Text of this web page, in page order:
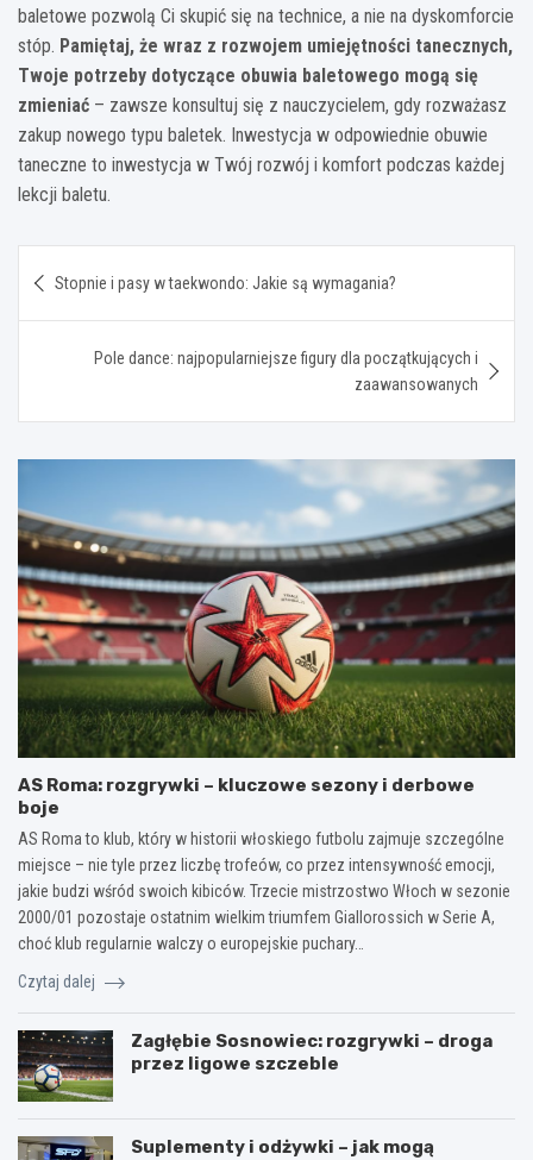
baletowe pozwolą Ci skupić się na technice, a nie na dyskomforcie
stóp. Pamiętaj, że wraz z rozwojem umiejętności tanecznych,
Twoje potrzeby dotyczące obuwia baletowego mogą się
zmieniać – zawsze konsultuj się z nauczycielem, gdy rozważasz
zakup nowego typu baletek. Inwestycja w odpowiednie obuwie
taneczne to inwestycja w Twój rozwój i komfort podczas każdej
lekcji baletu.
wpisu
Stopnie i pasy w taekwondo: Jakie są wymagania?
Pole dance: najpopularniejsze figury dla początkujących i
zaawansowanych
AS Roma: rozgrywki – kluczowe sezony i derbowe
boje
AS Roma to klub, który w historii włoskiego futbolu zajmuje szczególne
miejsce – nie tyle przez liczbę trofeów, co przez intensywność emocji,
jakie budzi wśród swoich kibiców. Trzecie mistrzostwo Włoch w sezonie
2000/01 pozostaje ostatnim wielkim triumfem Giallorossich w Serie A,
choć klub regularnie walczy o europejskie puchary…
Czytaj dalej
Zagłębie Sosnowiec: rozgrywki – droga
przez ligowe szczeble
Suplementy i odżywki – jak mogą